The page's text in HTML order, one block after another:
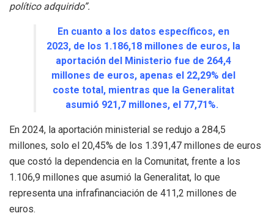
político adquirido”.
En cuanto a los datos específicos, en
2023, de los 1.186,18 millones de euros, la
aportación del Ministerio fue de 264,4
millones de euros, apenas el 22,29% del
coste total, mientras que la Generalitat
asumió 921,7 millones, el 77,71%.
En 2024, la aportación ministerial se redujo a 284,5
millones, solo el 20,45% de los 1.391,47 millones de euros
que costó la dependencia en la Comunitat, frente a los
1.106,9 millones que asumió la Generalitat, lo que
representa una infrafinanciación de 411,2 millones de
euros.